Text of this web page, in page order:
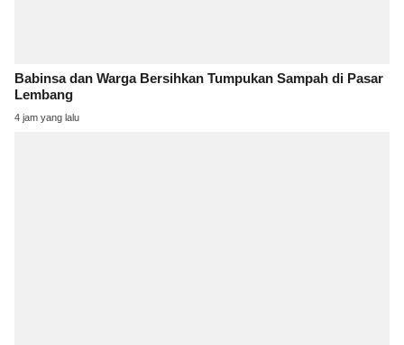
Babinsa dan Warga Bersihkan Tumpukan Sampah di Pasar
Lembang
4 jam yang lalu